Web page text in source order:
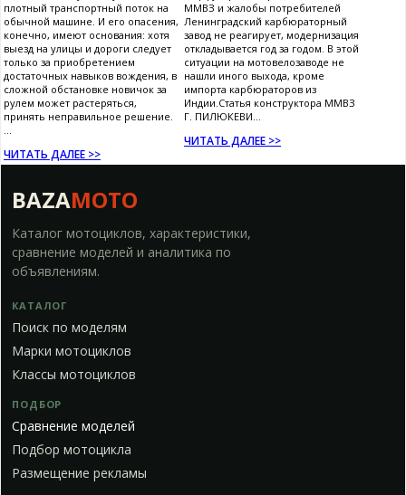
плотный транспортный поток на
обычной машине. И его опасения,
конечно, имеют основания: хотя
выезд на улицы и дороги следует
только за приобретением
достаточных навыков вождения, в
сложной обстановке новичок за
рулем может растеряться,
принять неправильное решение.
...
ЧИТАТЬ ДАЛЕЕ >>
ММВЗ и жалобы потребителей
Ленинградский карбюраторный
завод не реагирует, модернизация
откладывается год за годом. В этой
ситуации на мотовелозаводе не
нашли иного выхода, кроме
импорта карбюраторов из
Индии.Статья конструктора ММВЗ
Г. ПИЛЮКЕВИ...
ЧИТАТЬ ДАЛЕЕ >>
BAZAMOTO
Каталог мотоциклов, характеристики,
сравнение моделей и аналитика по
объявлениям.
КАТАЛОГ
Поиск по моделям
Марки мотоциклов
Классы мотоциклов
ПОДБОР
Сравнение моделей
Подбор мотоцикла
Размещение рекламы